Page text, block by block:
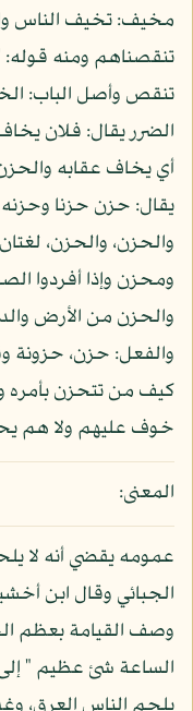
مخيف: تخيف الناس
تنقصناهم ومنه
تنقص وأصل الباب:
الضرر يقال: فلان
أي يخاف عقابه
يقال: حزن حزنا
والحزن، والحزن،
ومحزن وإذا أفردوا
والحزن من الأرض
والفعل: حزن،
كيف من تتحزن بأمره
خوف عليهم ولا هم
المعنى:
عمومه يقضي أنه لا
الجبائي وقال ابن
وصف القيامة بعظم